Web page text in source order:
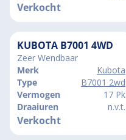
Verkocht
KUBOTA B7001 4WD
Zeer Wendbaar
Merk
Kubota
Type
B7001 2wd
Vermogen
17 Pk
Draaiuren
n.v.t.
Verkocht